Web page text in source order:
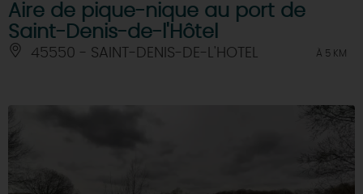
Aire de pique-nique au port de
Saint-Denis-de-l'Hôtel
45550 - SAINT-DENIS-DE-L'HOTEL À 5 KM